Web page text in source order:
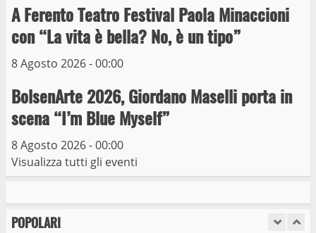
A Ferento Teatro Festival Paola Minaccioni
con “La vita è bella? No, è un tipo”
8 Agosto 2026 - 00:00
BolsenArte 2026, Giordano Maselli porta in
scena “I’m Blue Myself”
8 Agosto 2026 - 00:00
Visualizza tutti gli eventi
POPOLARI
6
capolinea al terminal Riello dal 15 al 17
giugno
15 Giugno 2023
Giochi Sportivi Studenteschi di Atletica a
Viterbo
10 Maggio 2023
I Carabinieri arrestano due giovani per
stupefacenti